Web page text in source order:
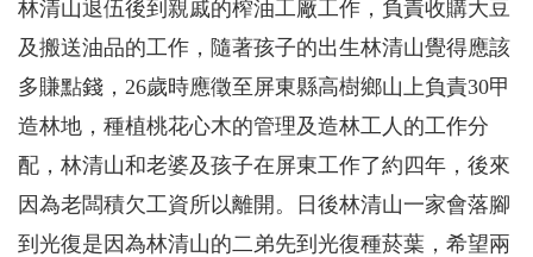
林清山退伍後到親戚的榨油工廠工作，負責收購大豆
及搬送油品的工作，隨著孩子的出生林清山覺得應該
多賺點錢，26歲時應徵至屏東縣高樹鄉山上負責30甲
造林地，種植桃花心木的管理及造林工人的工作分
配，林清山和老婆及孩子在屏東工作了約四年，後來
因為老闆積欠工資所以離開。日後林清山一家會落腳
到光復是因為林清山的二弟先到光復種菸葉，希望兩